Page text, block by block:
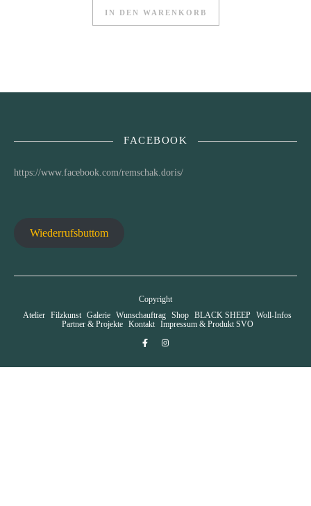
IN DEN WARENKORB
FACEBOOK
https://www.facebook.com/remschak.doris/
Wiederrufsbuttom
Copyright
Atelier Filzkunst Galerie Wunschauftrag Shop BLACK SHEEP Woll-Infos
Partner & Projekte
Kontakt Impressum & Produkt SVO